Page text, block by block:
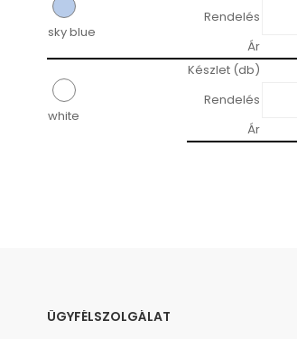
sky blue
Rendelés
Ár
white
Készlet (db)
Rendelés
Ár
ÜGYFÉLSZOLGÁLAT